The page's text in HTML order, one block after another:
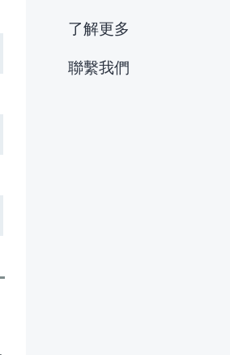
了解更多
聯繫我們